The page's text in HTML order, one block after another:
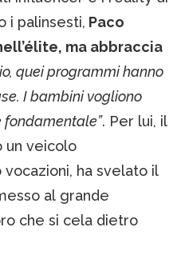
i palinsesti, Paco
ma abbraccia
quei programmi hanno
I bambini vogliono
fondamentale”. Per lui, il
un veicolo
ha svelato il
al grande
che si cela dietro